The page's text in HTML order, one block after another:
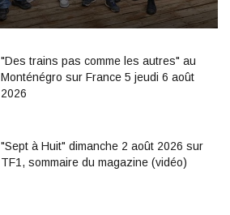
"Des trains pas comme les autres" au
Monténégro sur France 5 jeudi 6 août
2026
"Sept à Huit" dimanche 2 août 2026 sur
TF1, sommaire du magazine (vidéo)